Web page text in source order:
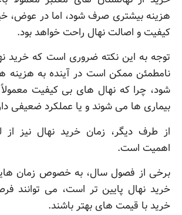
هزینه بیشتری صرف شود، اما در عوض،
کیفیت و اصالت نهال راحت خواهد بود.
توجه به این نکته ضروری است که خرید
نامطمئن ممکن است در آینده به هزینه
شود، چرا که نهال های بی کیفیت
بیماری ها می شوند و یا عملکرد ضعیفی
از طرف دیگر، زمان خرید نهال نیز
اهمیت است.
برخی از فصول سال، به خصوص زمان
خرید نهال پایین تر است، می توانند
خرید با قیمت های بهتر باشند.